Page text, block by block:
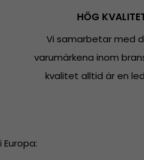
HÖG
Vi samarbetar med
varumärkena inom
kvalitet alltid är en